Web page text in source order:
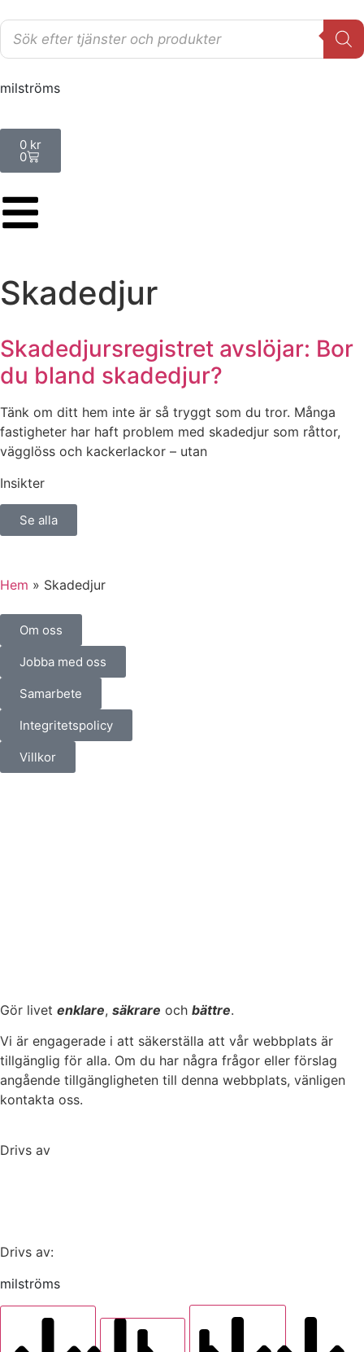
milströms
0 kr
0
Skadedjur
Skadedjursregistret avslöjar: Bor
du bland skadedjur?
Tänk om ditt hem inte är så tryggt som du tror. Många
fastigheter har haft problem med skadedjur som råttor,
vägglöss och kackerlackor – utan
Insikter
Se alla
Hem » Skadedjur
Om oss
Jobba med oss
Samarbete
Integritetspolicy
Villkor
Gör livet enklare, säkrare och bättre.
Vi är engagerade i att säkerställa att vår webbplats är
tillgänglig för alla. Om du har några frågor eller förslag
angående tillgängligheten till denna webbplats, vänligen
kontakta oss.
Drivs av
Drivs av:
milströms